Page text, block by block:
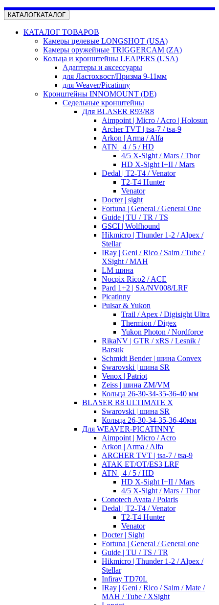
КАТАЛОГКАТАЛОГ
КАТАЛОГ ТОВАРОВ
Камеры целевые LONGSHOT (USA)
Камеры оружейные TRIGGERCAM (ZA)
Кольца и кронштейны LEAPERS (USA)
Адаптеры и аксессуары
для Ластохвост/Призма 9-11мм
для Weaver/Picatinny
Кронштейны INNOMOUNT (DE)
Седельные кронштейны
Для BLASER R93/R8
Aimpoint | Micro / Acro | Holosun
Archer TVT | tsa-7 / tsa-9
Arkon | Arma / Alfa
ATN | 4 / 5 / HD
4/5 X-Sight / Mars / Thor
HD X-Sight I+II / Mars
Dedal | T2-T4 / Venator
T2-T4 Hunter
Venator
Docter | sight
Fortuna | General / General One
Guide | TU / TR / TS
GSCI | Wolfhound
Hikmicro | Thunder 1-2 / Alpex /
Stellar
IRay | Geni / Rico / Saim / Tube /
XSight / MAH
LM шина
Nocpix Rico2 / ACE
Pard 1+2 | SA/NV008/LRF
Picatinny
Pulsar & Yukon
Trail / Apex / Digisight Ultra
Thermion / Digex
Yukon Photon / Nordforce
RikaNV | GTR / xRS / Lesnik /
Barsuk
Schmidt Bender | шина Convex
Swarovski | шина SR
Venox | Patriot
Zeiss | шина ZM/VM
Кольца 26-30-34-35-36-40 мм
BLASER R8 ULTIMATE X
Swarovski | шина SR
Кольца 26-30-34-35-36-40мм
Для WEAVER-PICATINNY
Aimpoint | Micro / Acro
Arkon | Arma / Alfa
ARCHER TVT | tsa-7 / tsa-9
ATAK ET/OT/ES3 LRF
ATN | 4 / 5 / HD
HD X-Sight I+II / Mars
4/5 X-Sight / Mars / Thor
Conotech Avata / Polaris
Dedal | T2-T4 / Venator
T2-T4 Hunter
Venator
Docter | Sight
Fortuna | General / General one
Guide | TU / TS / TR
Hikmicro | Thunder 1-2 / Alpex /
Stellar
Infiray TD70L
IRay | Geni / Rico / Saim / Mate /
MAH / Tube / XSight